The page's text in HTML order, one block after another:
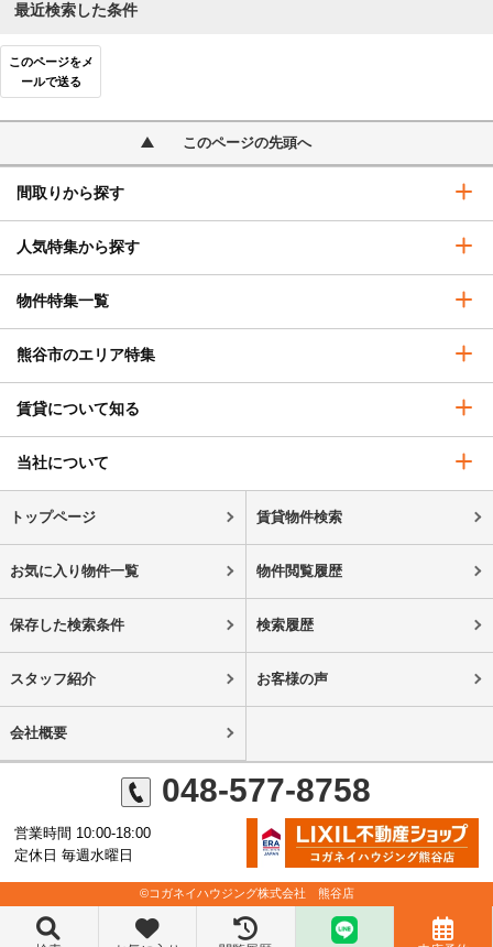
最近検索した条件
このページをメ
ールで送る
このページの先頭へ
間取りから探す
人気特集から探す
物件特集一覧
熊谷市のエリア特集
賃貸について知る
当社について
トップページ 賃貸物件検索
お気に入り物件一覧 物件閲覧履歴
保存した検索条件 検索履歴
スタッフ紹介 お客様の声
会社概要
048-577-8758
営業時間 10:00-18:00
定休日 毎週水曜日
©コガネイハウジング株式会社 熊谷店